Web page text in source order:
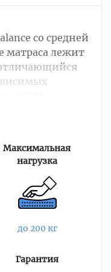
со средней
матраса лежит
основу
позвоночника
соседним
площади
большой
комфортно,
Максимальная
нагрузка
до 200 кг
Гарантия